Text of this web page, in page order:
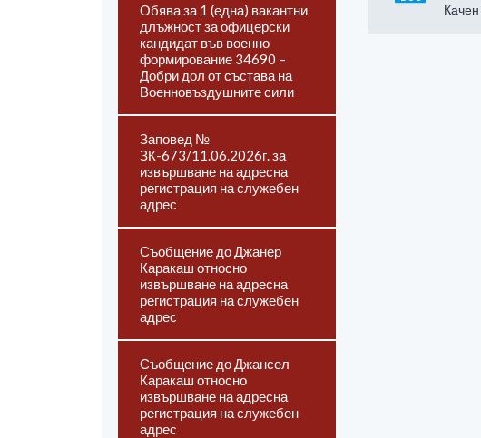
Обява за 1 (една) вакантни
длъжност за офицерски
кандидат във военно
формирование 34690 –
Добри дол от състава на
Военновъздушните сили
Заповед №
ЗК-673/11.06.2026г. за
извършване на адресна
регистрация на служебен
адрес
Съобщение до Джанер
Каракаш относно
извършване на адресна
регистрация на служебен
адрес
Съобщение до Джансел
Каракаш относно
извършване на адресна
регистрация на служебен
адрес